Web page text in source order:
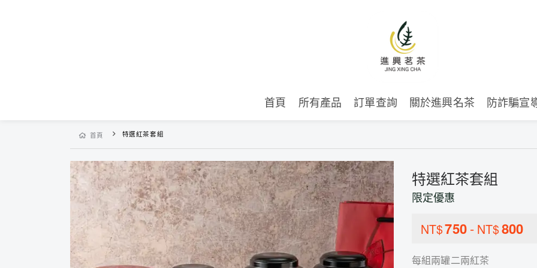
首頁 所有產品 訂單查詢 關於進興名茶 防詐騙宣
首頁 特選紅茶套組
特選紅茶套組
限定優惠
NT$750- NT$800
每組兩罐二兩紅茶